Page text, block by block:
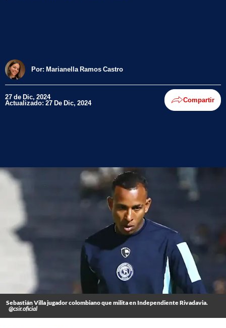
Por: Marianella Ramos Castro
27 de Dic, 2024
Actualizado: 27 De Dic, 2024 Compartir
Sebastián Villa jugador colombiano que milita en Independiente Rivadavia.
@csir.oficial